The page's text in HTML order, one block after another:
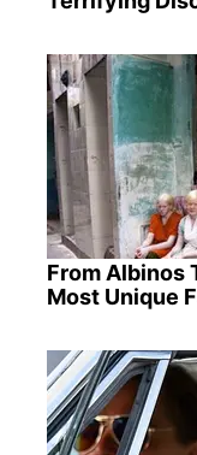
From Albinos
Most Unique